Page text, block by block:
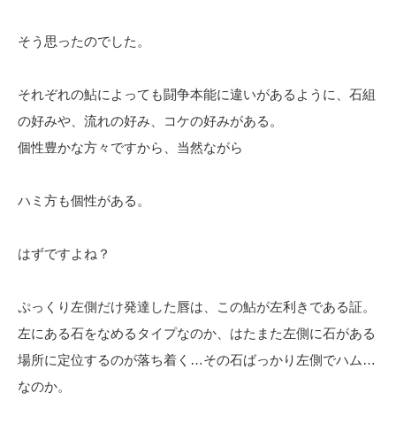
そう思ったのでした。
それぞれの鮎によっても闘争本能に違いがあるように、石組
の好みや、流れの好み、コケの好みがある。
個性豊かな方々ですから、当然ながら
ハミ方も個性がある。
はずですよね？
ぷっくり左側だけ発達した唇は、この鮎が左利きである証。
左にある石をなめるタイプなのか、はたまた左側に石がある
場所に定位するのが落ち着く…その石ばっかり左側でハム…
なのか。